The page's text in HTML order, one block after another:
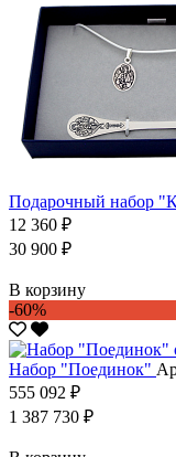
Подарочный набор
12 360 ₽
30 900 ₽
В корзину
-60%
Набор "Поединок"
555 092 ₽
1 387 730 ₽